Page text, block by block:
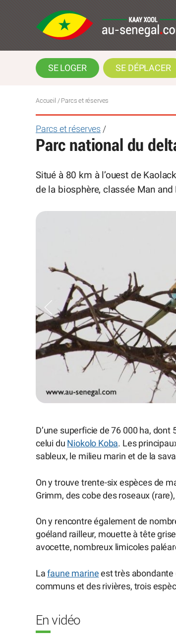
SE LOGER SE DÉPLACER
Accueil / Parcs et réserves
Parcs et réserves /
Parc national du
Situé à 80 km à l’ouest de
de la biosphère, classée Man
D’une superficie de 76 000 ha,
celui du Niokolo Koba. Les
sableux, le milieu marin et de la
On y trouve trente-six espèces de
Grimm, des cobe des roseaux
On y rencontre également de
goéland railleur, mouette à tête
avocette, nombreux limicoles
Lafaune marine est très abondante
communs et des rivières, trois
En vidéo